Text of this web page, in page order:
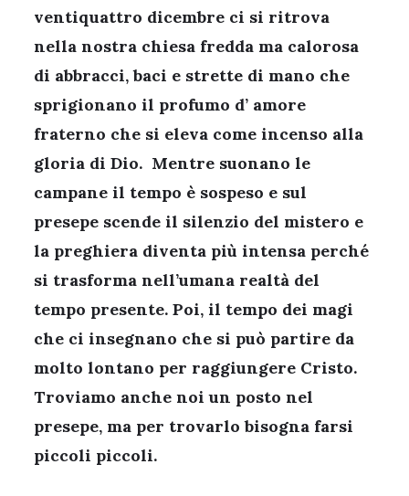
ventiquattro dicembre ci si ritrova
nella nostra chiesa fredda ma calorosa
di abbracci, baci e strette di mano che
sprigionano il profumo d’ amore
fraterno che si eleva come incenso alla
gloria di Dio. Mentre suonano le
campane il tempo è sospeso e sul
presepe scende il silenzio del mistero e
la preghiera diventa più intensa perché
si trasforma nell’umana realtà del
tempo presente. Poi, il tempo dei magi
che ci insegnano che si può partire da
molto lontano per raggiungere Cristo.
Troviamo anche noi un posto nel
presepe, ma per trovarlo bisogna farsi
piccoli piccoli.